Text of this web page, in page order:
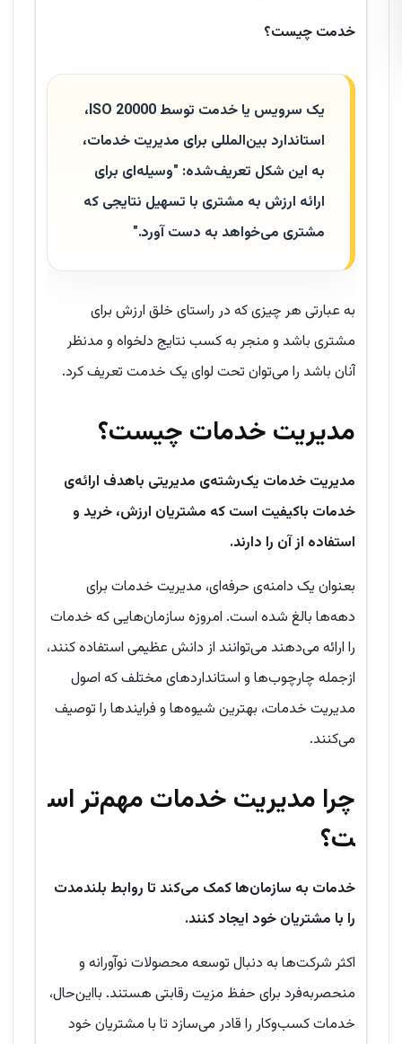
خدمت چیست؟
یک سرویس یا خدمت توسط ISO 20000،
استاندارد بین‌المللی برای مدیریت خدمات،
به این شکل تعریف‌شده: "وسیله‌ای برای
ارائه ارزش به مشتری با تسهیل نتایجی که
مشتری می‌خواهد به دست آورد."
به عبارتی هر چیزی که در راستای خلق ارزش برای
مشتری باشد و منجر به کسب نتایج دلخواه و مدنظر
آنان باشد را می‌توان تحت لوای یک خدمت تعریف کرد.
مدیریت خدمات چیست؟
مدیریت خدمات یک‌رشته‌ی مدیریتی باهدف ارائه‌ی
خدمات باکیفیت است که مشتریان ارزش، خرید و
استفاده از آن را دارند.
بعنوان یک دامنه‌ی حرفه‌ای، مدیریت خدمات برای
دهه‌ها بالغ شده است. امروزه سازمان‌هایی که خدمات
را ارائه می‌دهند می‌توانند از دانش عظیمی استفاده کنند،
ازجمله چارچوب‌ها و استانداردهای مختلف که اصول
مدیریت خدمات، بهترین شیوه‌ها و فرایندها را توصیف
می‌کنند.
چرا مدیریت خدمات مهم‌تر اس
ت؟
خدمات به سازمان‌ها کمک می‌کند تا روابط بلندمدت
را با مشتریان خود ایجاد کنند.
اکثر شرکت‌ها به دنبال توسعه محصولات نوآورانه و
منحصربه‌فرد برای حفظ مزیت رقابتی هستند. بااین‌حال،
خدمات کسب‌وکار را قادر می‌سازد تا با مشتریان خود